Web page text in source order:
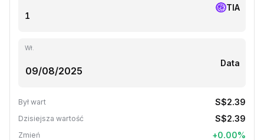
TIA
Wł.
Data
Był wart S$2.39
Dzisiejsza wartość S$2.39
Zmień +0.00%